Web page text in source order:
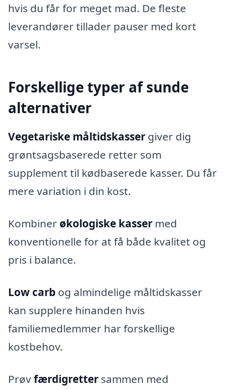
hvis du får for meget mad. De fleste
leverandører tillader pauser med kort
varsel.
Forskellige typer af sunde
alternativer
Vegetariske måltidskasser giver dig
grøntsagsbaserede retter som
supplement til kødbaserede kasser. Du får
mere variation i din kost.
Kombiner økologiske kasser med
konventionelle for at få både kvalitet og
pris i balance.
Low carb og almindelige måltidskasser
kan supplere hinanden hvis
familiemedlemmer har forskellige
kostbehov.
Prøvfærdigretter sammen med